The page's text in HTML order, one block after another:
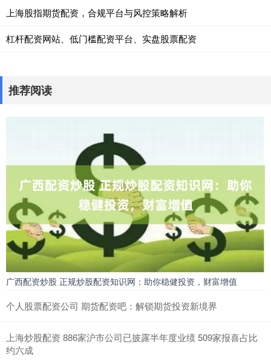
上海股指期货配资，合规平台与风控策略解析
杠杆配资网站、低门槛配资平台、实盘股票配资
推荐阅读
广西配资炒股 正规炒股配资知识网：助你稳健投资，财富增值
个人股票配资公司 期货配资吧：解锁期货投资新境界
上海炒股配资 886家沪市公司已披露半年度业绩 509家报喜占比
约六成